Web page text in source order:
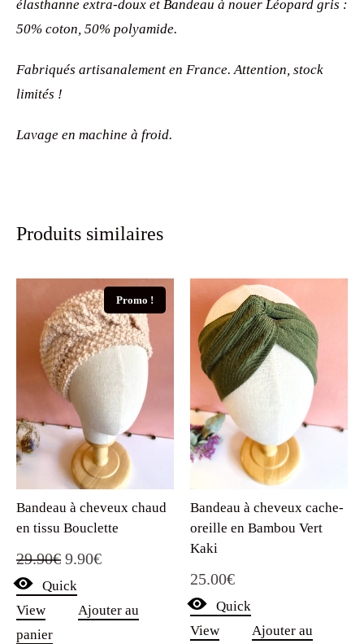
élasthanne extra-doux et Bandeau à nouer Léopard gris :
50% coton, 50% polyamide.
Fabriqués artisanalement en France. Attention, stock
limités !
Lavage en machine à froid.
Produits similaires
Promo !
Bandeau à cheveux chaud
en tissu Bouclette
29.90€ Le
prix
initial
9.90€Le
actuel
Quick
View
Ajouter au
panier
Bandeau à cheveux cache-
oreille en Bambou Vert
Kaki
25.00€
Quick
View
Ajouter au